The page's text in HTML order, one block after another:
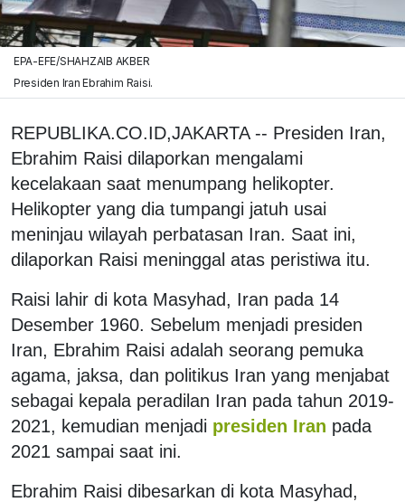
EPA-EFE/SHAHZAIB AKBER
Presiden Iran Ebrahim Raisi.
REPUBLIKA.CO.ID,JAKARTA -- Presiden Iran,
Ebrahim Raisi dilaporkan mengalami
kecelakaan saat menumpang helikopter.
Helikopter yang dia tumpangi jatuh usai
meninjau wilayah perbatasan Iran. Saat ini,
dilaporkan Raisi meninggal atas peristiwa itu.
Raisi lahir di kota Masyhad, Iran pada 14
Desember 1960. Sebelum menjadi presiden
Iran, Ebrahim Raisi adalah seorang pemuka
agama, jaksa, dan politikus Iran yang menjabat
sebagai kepala peradilan Iran pada tahun 2019-
2021, kemudian menjadi presiden Iran pada
2021 sampai saat ini.
Ebrahim Raisi dibesarkan di kota Masyhad,